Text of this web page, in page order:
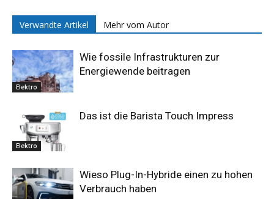
Verwandte Artikel Mehr vom Autor
Elektro
Wie fossile Infrastrukturen zur
Energiewende beitragen
Elektro
Das ist die Barista Touch Impress
Wieso Plug-In-Hybride einen zu hohen
Verbrauch haben